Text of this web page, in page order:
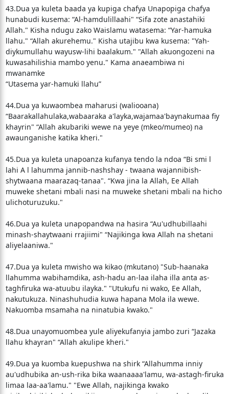
43.Dua ya kuleta baada ya kupiga chafya Unapopiga chafya
hunabudi kusema: “Al-hamdulillaahi" “Sifa zote anastahiki
Allah." Kisha ndugu zako Waislamu watasema: “Yar-hamuka
llahu." “Allah akurehemu." Kisha utajibu kwa kusema: "Yah-
diykumullahu wayusw-lihi baalakum." "Allah akuongozeni na
kuwasahilishia mambo yenu." Kama anaeambiwa ni
mwanamke
“Utasema yar-hamuki llahu”
44.Dua ya kuwaombea maharusi (waliooana)
“Baarakallahulaka,wabaaraka a'layka,wajamaa'baynakumaa fiy
khayrin" “Allah akubariki wewe na yeye (mkeo/mumeo) na
awaunganishe katika kheri."
45.Dua ya kuleta unapoanza kufanya tendo la ndoa “Bi smi l
lahi A l lahumma jannib-nashshay - twaana wajannibish-
shytwaana maarazaq-tanaa". “Kwa jina la Allah, Ee Allah
muweke shetani mbali nasi na muweke shetani mbali na hicho
ulichoturuzuku."
46.Dua ya kuleta unapopandwa na hasira “Au'udhubillaahi
minash-shaytwaani rrajiimi" “Najikinga kwa Allah na shetani
aliyelaaniwa."
47.Dua ya kuleta mwisho wa kikao (mkutano) "Sub-haanaka
llahumma wabihamdika, ash-hadu an-laa ilaha illa anta as-
taghfiruka wa-atuubu ilayka." "Utukufu ni wako, Ee Allah,
nakutukuza. Ninashuhudia kuwa hapana Mola ila wewe.
Nakuomba msamaha na ninatubia kwako."
48.Dua unayomuombea yule aliyekufanyia jambo zuri “Jazaka
llahu khayran" “Allah akulipe kheri."
49.Dua ya kuomba kuepushwa na shirk “Allahumma inniy
au'udhubika an-ush-rika bika waanaaaa'lamu, wa-astagh-firuka
limaa laa-aa'lamu." "Ewe Allah, najikinga kwako